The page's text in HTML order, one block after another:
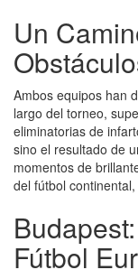
Un
Ambos equipos han
largo del torneo,
eliminatorias de
sino el resultado de
momentos de
del fútbol
Fútbol